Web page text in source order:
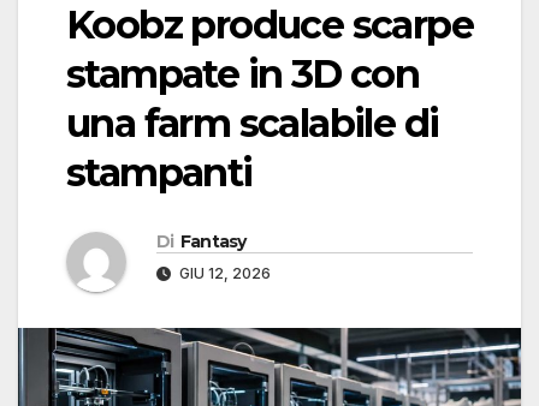
Koobz produce scarpe
stampate in 3D con
una farm scalabile di
stampanti
Di Fantasy
GIU 12, 2026